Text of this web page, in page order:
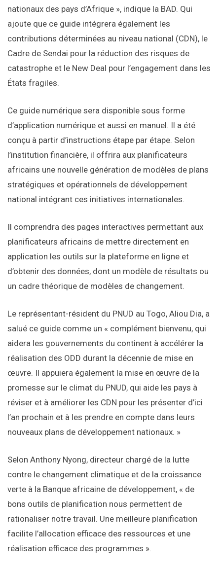
nationaux des pays d’Afrique », indique la BAD. Qui
ajoute que ce guide intégrera également les
contributions déterminées au niveau national (CDN), le
Cadre de Sendai pour la réduction des risques de
catastrophe et le New Deal pour l’engagement dans les
États fragiles.
Ce guide numérique sera disponible sous forme
d’application numérique et aussi en manuel. Il a été
conçu à partir d’instructions étape par étape. Selon
l’institution financière, il offrira aux planificateurs
africains une nouvelle génération de modèles de plans
stratégiques et opérationnels de développement
national intégrant ces initiatives internationales.
Il comprendra des pages interactives permettant aux
planificateurs africains de mettre directement en
application les outils sur la plateforme en ligne et
d’obtenir des données, dont un modèle de résultats ou
un cadre théorique de modèles de changement.
Le représentant-résident du PNUD au Togo, Aliou Dia, a
salué ce guide comme un « complément bienvenu, qui
aidera les gouvernements du continent à accélérer la
réalisation des ODD durant la décennie de mise en
œuvre. Il appuiera également la mise en œuvre de la
promesse sur le climat du PNUD, qui aide les pays à
réviser et à améliorer les CDN pour les présenter d’ici
l’an prochain et à les prendre en compte dans leurs
nouveaux plans de développement nationaux. »
Selon Anthony Nyong, directeur chargé de la lutte
contre le changement climatique et de la croissance
verte à la Banque africaine de développement, « de
bons outils de planification nous permettent de
rationaliser notre travail. Une meilleure planification
facilite l’allocation efficace des ressources et une
réalisation efficace des programmes ».